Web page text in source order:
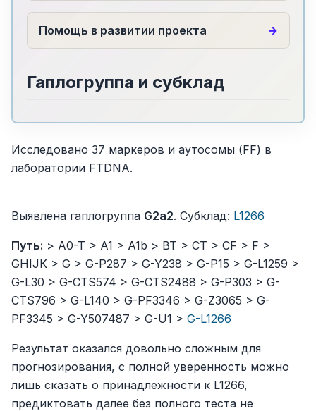
Помощь в развитии проекта
Гаплогруппа и субклад
Исследовано 37 маркеров и аутосомы (FF) в
лаборатории FTDNA.
Выявлена гаплогруппа G2a2. Субклад: L1266
Путь: > A0-T > A1 > A1b > BT > CT > CF > F >
GHIJK > G > G-P287 > G-Y238 > G-P15 > G-L1259 >
G-L30 > G-CTS574 > G-CTS2488 > G-P303 > G-
CTS796 > G-L140 > G-PF3346 > G-Z3065 > G-
PF3345 > G-Y507487 > G-U1 > G-L1266
Результат оказался довольно сложным для
прогнозирования, с полной уверенность можно
лишь сказать о принадлежности к L1266,
предиктовать далее без полного теста не